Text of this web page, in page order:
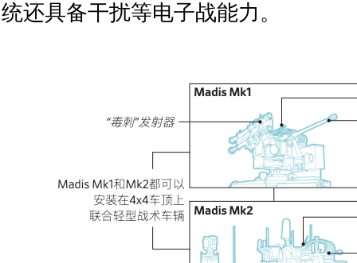
统还具备干扰等电子战能力。